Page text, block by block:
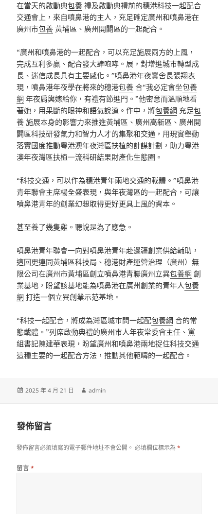
在當天的啟動典包養 禮及啟動典禮前的穗港科技一起配合
交通會上，來自噴鼻港的主人，充足確定廣州和噴鼻港在
廣州市包養 黃埔區、廣州開闢區的一起配合。
“廣州和噴鼻港的一起配合，可以充足施展兩方的上風，
完成互利多贏、配合發大肆咆哮。展，對增進城市轉型成
長、迷信成長具有主要感化。”噴鼻港年夜黌舍長張翔表
現，噴鼻港年夜學在將來的穗港包養 合“我必定會坐包養
網 年夜肩輿嫁給你，有禮有節進門。”他密意而溫順地看
著她，用果斷的眼神和語氣說道。作中，將包養網 充足包
養 施展本身的影響力來推進黃埔區、廣州高新區、廣州開
闢區科技研發氣力和智力人才的集聚和交通，用現實舉動
落實國度推動粵港澳年夜灣區扶植的計謀計劃，助力粵港
澳年夜灣區扶植一流科研結果財產化生態圈。
“科技交通，可以作為穗港青年兩地交通的載體。”噴鼻港
青年聯會主席楊全盛表現，與年夜灣區的一起配合，可讓
噴鼻港青年的創業幻想取得更好更具上風的資本。
甚至養了幾隻雞。聽說是為了應急。
噴鼻港青年聯會一向對噴鼻港青年赴邊疆創業供給輔助，
這回更連同黃埔區科技局、穗港財產運營治理（廣州）無
限公司在廣州市黃埔區創立噴鼻港青聯廣州立異包養網 創
業基地，盼望該基地能為噴鼻港在廣州創業的青年人包養
網 打造一個立異創業示范基地。
“科技一起配合，將成為灣區城市間一起配包養網 合的常
態載體。”列席啟動典禮的廣州市人年夜常委會主任、黨
組書記陳建華表現，盼望廣州和噴鼻港兩地捉住科技交通
這種主要的一起配合方法，推動其他範疇的一起配合。
發
2025 年 4 月 21 日
作
admin
發佈留言
發佈留言必須填寫的電子郵件地址不會公開。 必填欄位標示為*
留言 *